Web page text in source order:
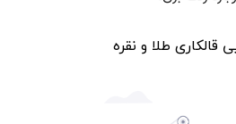
قالکاری طلا و نقره